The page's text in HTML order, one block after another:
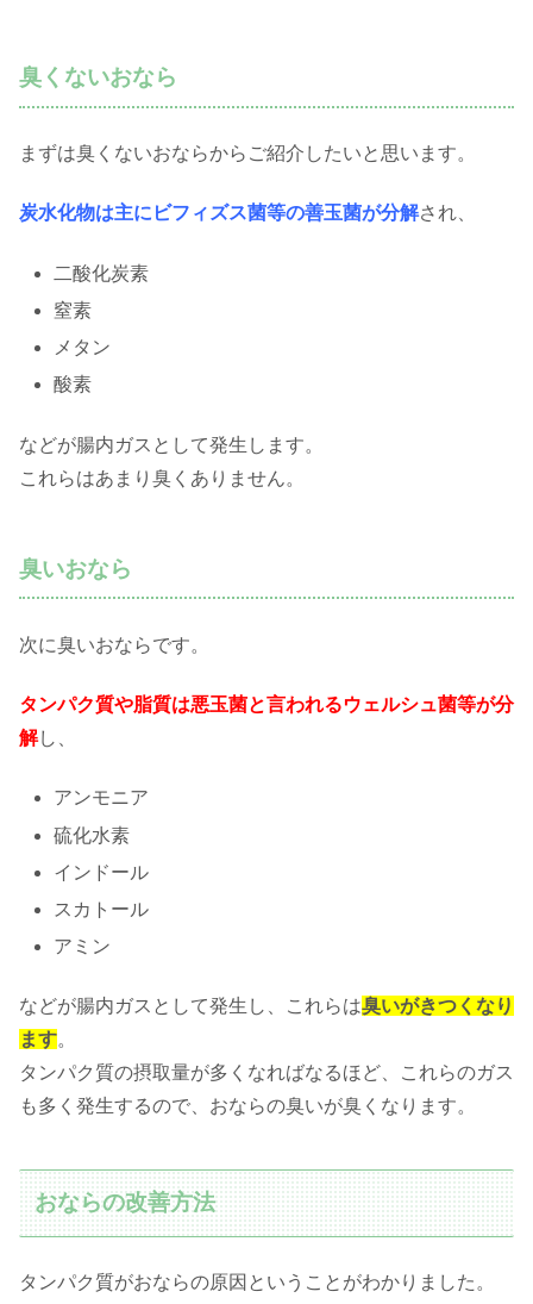
臭くないおなら
まずは臭くないおならからご紹介したいと思います。
炭水化物は主にビフィズス菌等の善玉菌が分解され、
二酸化炭素
窒素
メタン
酸素
などが腸内ガスとして発生します。
これらはあまり臭くありません。
臭いおなら
次に臭いおならです。
タンパク質や脂質は悪玉菌と言われるウェルシュ菌等が分
解し、
アンモニア
硫化水素
インドール
スカトール
アミン
などが腸内ガスとして発生し、これらは臭いがきつくなり
ます。
タンパク質の摂取量が多くなればなるほど、これらのガス
も多く発生するので、おならの臭いが臭くなります。
おならの改善方法
タンパク質がおならの原因ということがわかりました。